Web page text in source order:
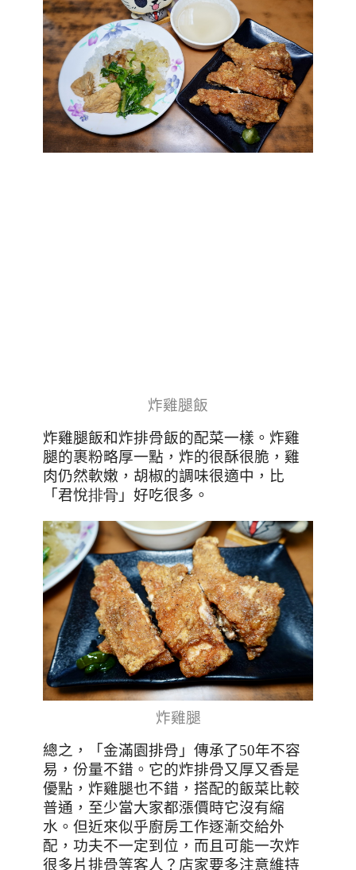
炸雞腿飯
炸雞腿飯和炸排骨飯的配菜一樣 。炸雞
腿的裹粉略厚一點，炸的很酥很脆，雞
肉仍然軟嫩，胡椒的調味很適中，比
「君悅排骨 」好吃很多。
炸雞腿
總之，「金滿園排骨」 傳承了50年不容
易， 份量不錯。它的炸排骨又厚又香是
優點，炸雞腿也不錯，搭配的飯菜比較
普通，至少當大家都漲價時它沒有縮
水。但近來似乎廚房工作逐漸交給外
配，功夫不一定到位，而且可能一次炸
很多片排骨等客人？店家要多注意維持